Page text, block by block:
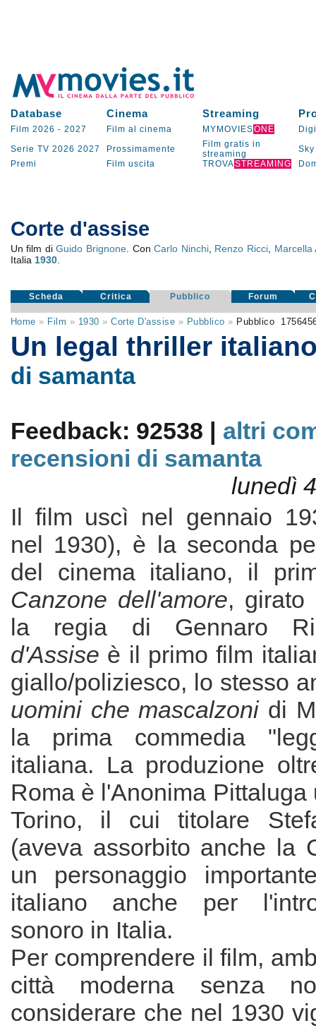
Database Cinema Streaming
Film 2026 - 2027 Film al cinema MYMOVIESONE
Serie TV 2026 2027 Prossimamente
Film gratis in
streaming
Sky
Premi
Film uscita TROVASTREAMING
Corte d'assise
Un film diGuido Brignone . ConCarlo Ninchi, Renzo Ricci
Marcella
Italia 1930.
Scheda Critica Pubblico Forum
Home » Film » 1930 »Corte D'assise » Pubblico » Pubblico
Un legal thriller
di samanta
Feedback: 92538 | altri
recensioni di samanta
lunedì
Il film uscì nel gennaio
nel 1930), è la seconda
del cinema italiano, il
Canzone dell'amore, girato
la regia di Gennaro
d'Assise è il primo film
giallo/poliziesco, lo stesso
uomini che mascalzonidi
la prima commedia
italiana. La produzione
Roma è l'Anonima Pittaluga
Torino, il cui titolare
(aveva assorbito anche la
un personaggio
italiano anche per
sonoro in Italia.
Per comprendere il film,
città moderna senza
considerare che nel 1930